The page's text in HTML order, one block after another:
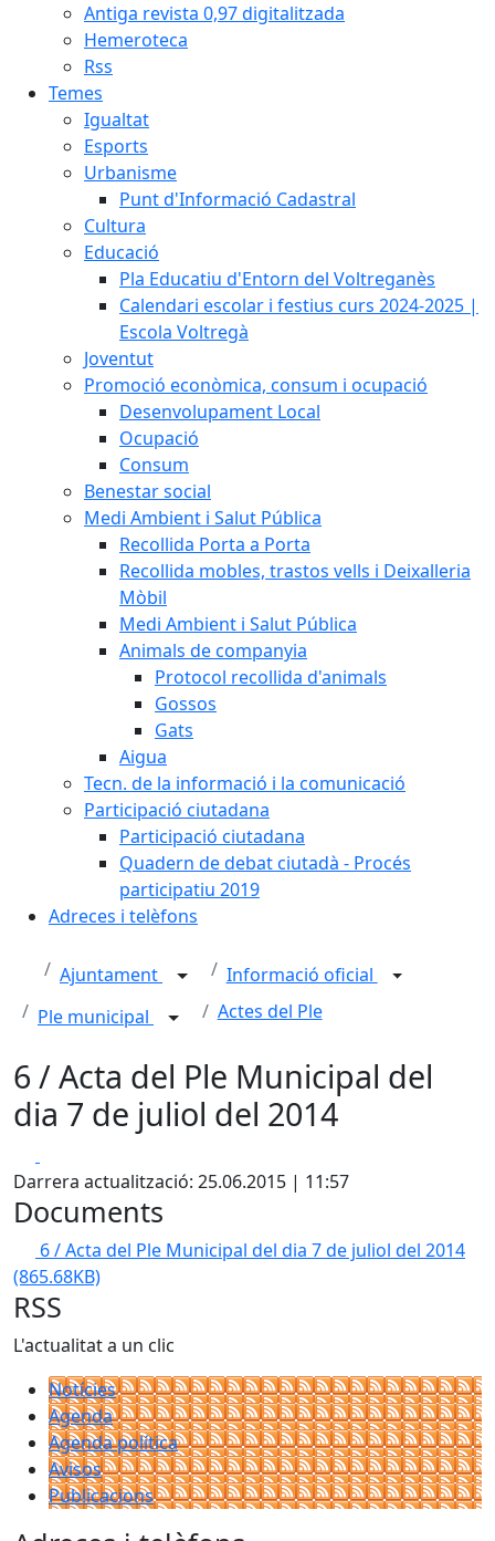
Antiga revista 0,97 digitalitzada
Hemeroteca
Rss
Temes
Igualtat
Esports
Urbanisme
Punt d'Informació Cadastral
Cultura
Educació
Pla Educatiu d'Entorn del Voltreganès
Calendari escolar i festius curs 2024-2025 |
Escola Voltregà
Joventut
Promoció econòmica, consum i ocupació
Desenvolupament Local
Ocupació
Consum
Benestar social
Medi Ambient i Salut Pública
Recollida Porta a Porta
Recollida mobles, trastos vells i Deixalleria
Mòbil
Medi Ambient i Salut Pública
Animals de companyia
Protocol recollida d'animals
Gossos
Gats
Aigua
Tecn. de la informació i la comunicació
Participació ciutadana
Participació ciutadana
Quadern de debat ciutadà - Procés
participatiu 2019
Adreces i telèfons
Ajuntament
Informació oficial
Ple municipal
Actes del Ple
6 / Acta del Ple Municipal del
dia 7 de juliol del 2014
Darrera actualització: 25.06.2015 | 11:57
Documents
6 / Acta del Ple Municipal del dia 7 de juliol del 2014
(865.68KB)
RSS
L'actualitat a un clic
Notícies
Agenda
Agenda política
Avisos
Publicacions